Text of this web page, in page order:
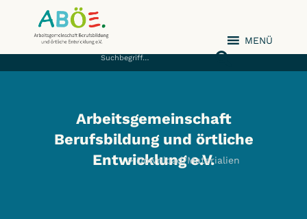
Download/Materialien
MENÜ
Arbeitsgemeinschaft
Berufsbildung und örtliche
Entwicklung e.V.